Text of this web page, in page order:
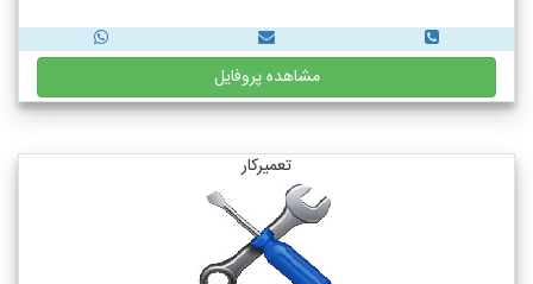
مشاهده پروفایل
تعمیرکار